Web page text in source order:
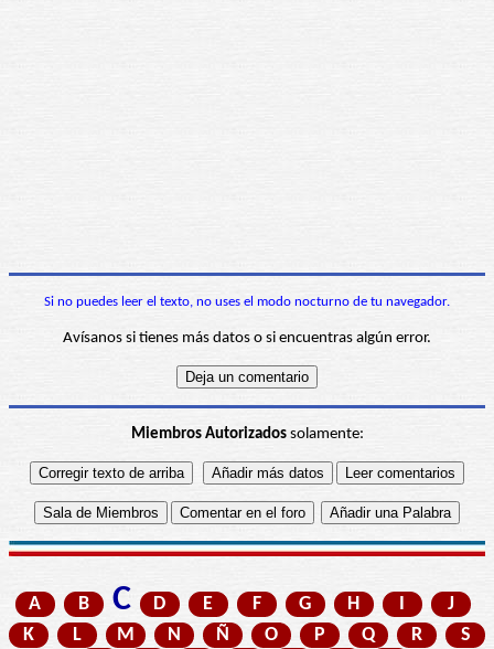
Si no puedes leer el texto, no uses el modo nocturno de tu navegador.
Avísanos si tienes más datos o si encuentras algún error.
Miembros Autorizadossolamente:
A B C D E F G H I
J
K
L M N Ñ O P Q R
S